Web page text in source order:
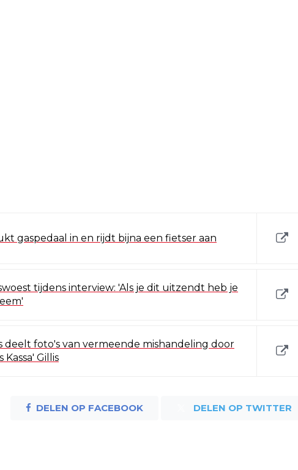
gaspedaal in en rijdt bijna een fietser aan
tijdens interview: 'Als je dit uitzendt heb je
deelt foto's van vermeende mishandeling door
Kassa' Gillis
DELEN OP FACEBOOK DELEN OP TWITTER